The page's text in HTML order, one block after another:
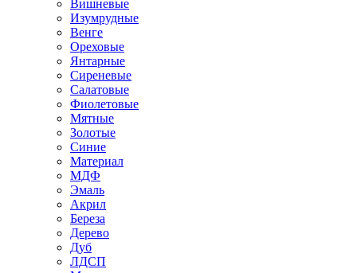
Вишневые
Изумрудные
Венге
Ореховые
Янтарные
Сиреневые
Салатовые
Фиолетовые
Мятные
Золотые
Синие
Материал
МДФ
Эмаль
Акрил
Береза
Дерево
Дуб
ЛДСП